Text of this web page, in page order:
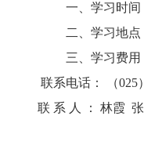
一、学习时间：
二、学习地点：
三、学习费用：
联系电话： （025
联 系 人 ： 林霞